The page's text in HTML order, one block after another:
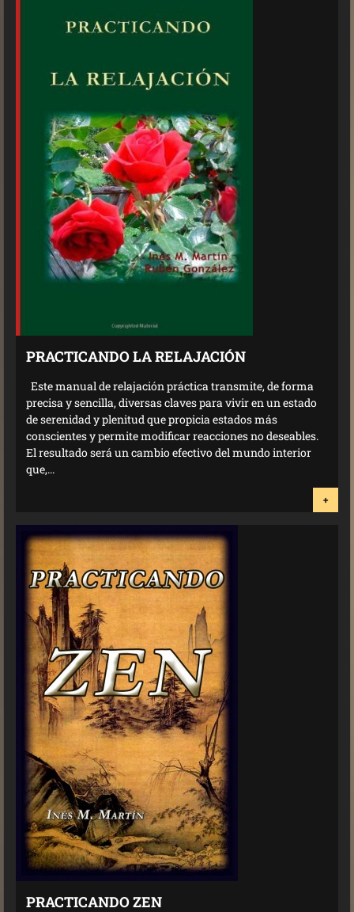
PRACTICANDO LA RELAJACIÓN
Este manual de relajación práctica transmite, de forma
precisa y sencilla, diversas claves para vivir en un estado
de serenidad y plenitud que propicia estados más
conscientes y permite modificar reacciones no deseables.
El resultado será un cambio efectivo del mundo interior
que,...
+
PRACTICANDO ZEN